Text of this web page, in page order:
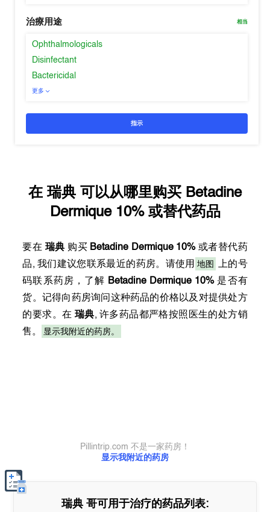
治療用途 相当
Ophthalmologicals
Disinfectant
Bactericidal
更多
指示
在瑞典 可以从哪里购买 Betadine
Dermique 10%或替代药品
要在 瑞典 购买 Betadine Dermique 10%或者替代药
品, 我们建议您联系最近的药房。请使用 地图 上的号
码联系药房，了解 Betadine Dermique 10%是否有
货。记得向药房询问这种药品的价格以及对提供处方
的要求。在 瑞典, 许多药品都严格按照医生的处方销
售。
显示我附近的药房。
显示我附近的药房
Pillintrip.com 不是一家药房！
瑞典 哥可用于治疗的药品列表: